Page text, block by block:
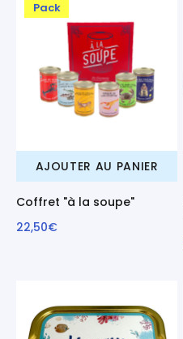
Pack
AJOUTER AU PANIER
Coffret "à la soupe"
22,50€